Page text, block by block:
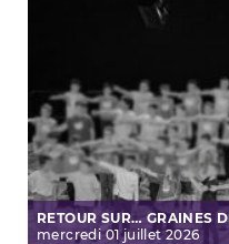
RETOUR SUR… GRAINES
mercredi 01 juillet 2026